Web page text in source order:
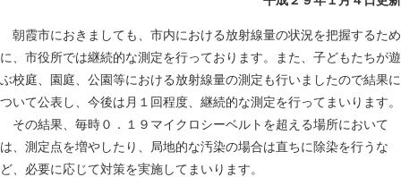
朝霞市におきましても、市内における放射線量の状況を把握するため
に、市役所では継続的な測定を行っております。また、子どもたちが遊
ぶ校庭、園庭、公園等における放射線量の測定も行いましたので結果に
ついて公表し、今後は月１回程度、継続的な測定を行ってまいります。
その結果、毎時０．１９マイクロシーベルトを超える場所において
は、測定点を増やしたり、局地的な汚染の場合は直ちに除染を行うな
ど、必要に応じて対策を実施してまいります。